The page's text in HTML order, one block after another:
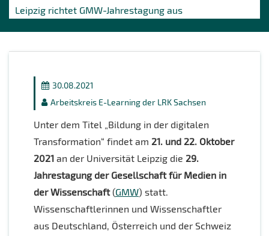
Leipzig richtet GMW-Jahrestagung aus
30.08.2021
Arbeitskreis E-Learning der LRK Sachsen
Unter dem Titel „Bildung in der digitalen
Transformation“ findet am 21. und 22. Oktober
2021 an der Universität Leipzig die 29.
Jahrestagung der Gesellschaft für Medien in
der Wissenschaft(GMW) statt.
Wissenschaftlerinnen und Wissenschaftler
aus Deutschland, Österreich und der Schweiz